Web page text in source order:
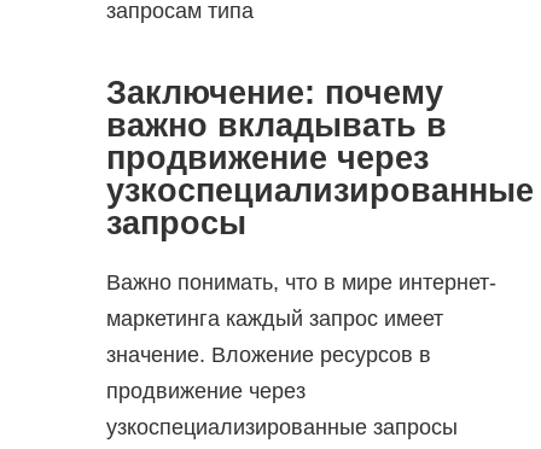
запросам типа
Заключение: почему
важно вкладывать в
продвижение через
узкоспециализированные
запросы
Важно понимать, что в мире интернет-
маркетинга каждый запрос имеет
значение. Вложение ресурсов в
продвижение через
узкоспециализированные запросы